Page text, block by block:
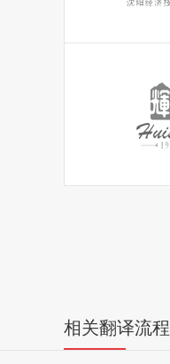
相关翻译流程